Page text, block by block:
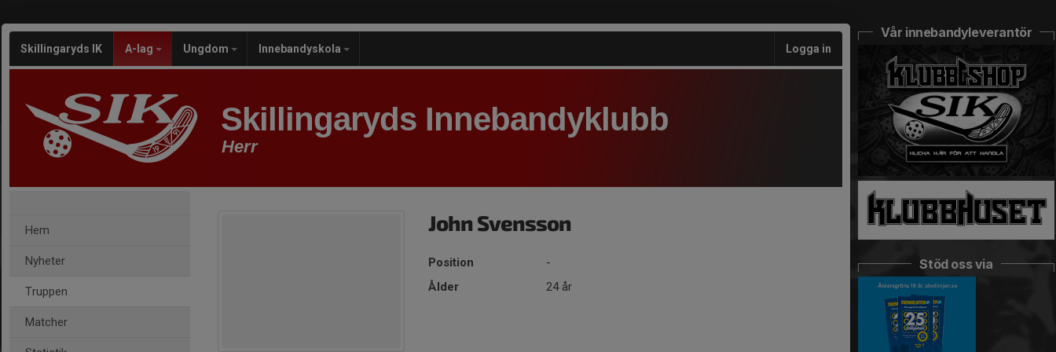
Skillingaryds IK A-lag Ungdom Innebandyskola Logga in
Skillingaryds Innebandyklubb
Herr
Hem
Nyheter
Truppen
Matcher
John Svensson
Position
-
Ålder
24 år
Vår innebandyleverantör
Stöd oss via